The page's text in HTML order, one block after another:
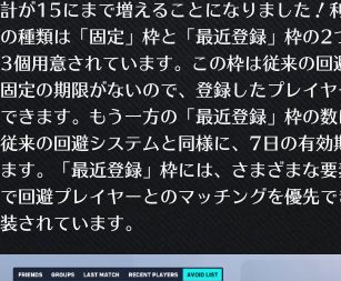
計が15にまで増えることになりました！
の種類は「固定」枠と「最近登録」枠の2
3個用意されています。この枠は従来の回
固定の期限がないので、登録したプレイ
できます。もう一方の「最近登録」枠の
従来の回避システムと同様に、7日の有効
ます。「最近登録」枠には、さまざまな
で回避プレイヤーとのマッチングを優先
装されています。